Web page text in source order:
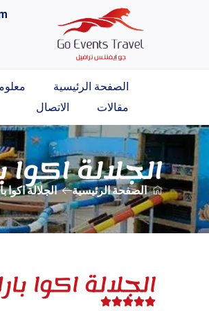
الصفحة الرئيسية
مقالات
الاتصال
الجلالة
الصفحة الرئيسية الجلالة
الجلالة اكوا